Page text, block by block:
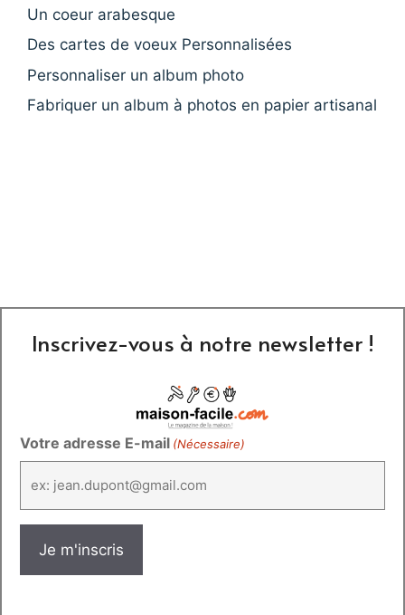
Un coeur arabesque
Des cartes de voeux Personnalisées
Personnaliser un album photo
Fabriquer un album à photos en papier artisanal
Inscrivez-vous à notre newsletter !
Votre adresse E-mail (Nécessaire)